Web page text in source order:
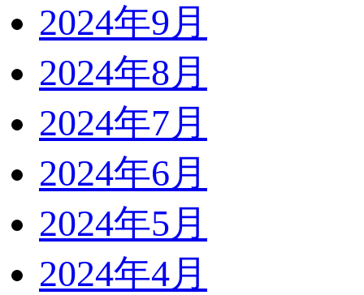
2024年9月
2024年8月
2024年7月
2024年6月
2024年5月
2024年4月